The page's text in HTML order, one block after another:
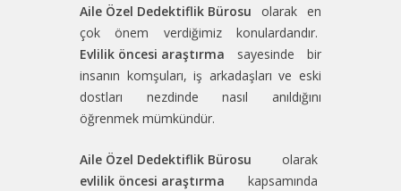
Aile Özel Dedektiflik Bürosu olarak en
çok önem verdiğimiz konulardandır.
Evlilik öncesi araştırma sayesinde bir
insanın komşuları, iş arkadaşları ve eski
dostları nezdinde nasıl anıldığını
öğrenmek mümkündür.
Aile Özel Dedektiflik Bürosu olarak
evlilik öncesi araştırma kapsamında